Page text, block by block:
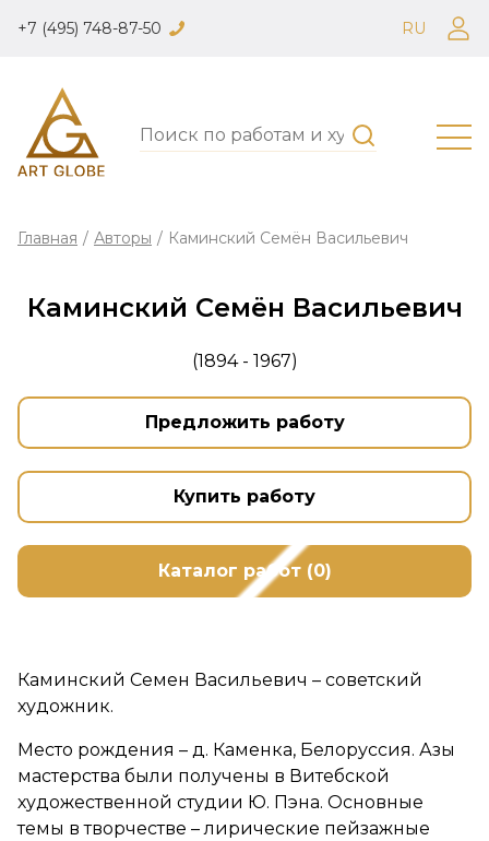
+7 (495) 748-87-50 RU
Главная / Авторы / Каминский Семён Васильевич
Каминский Семён Васильевич
(1894 - 1967)
Предложить работу
Купить работу
Каталог работ (0)
Каминский Семен Васильевич – советский
художник.
Место рождения – д. Каменка, Белоруссия. Азы
мастерства были получены в Витебской
художественной студии Ю. Пэна. Основные
темы в творчестве – лирические пейзажные